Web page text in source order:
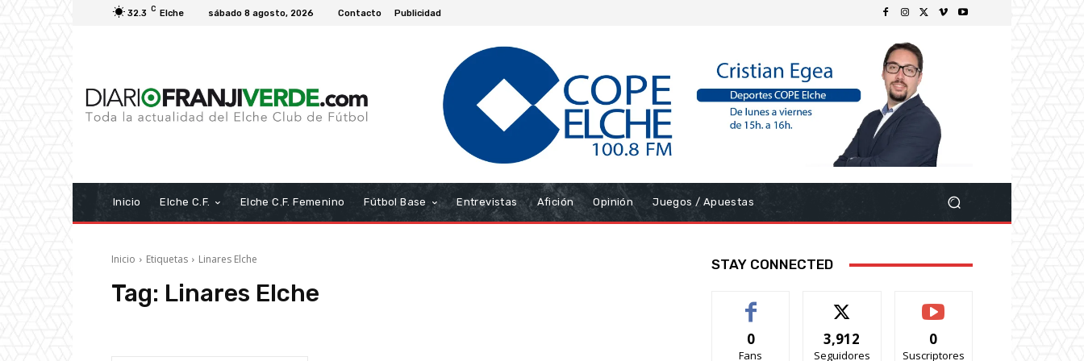
32.3 C Elche sábado 8 agosto, 2026 Contacto Publicidad
Inicio Elche C.F. Elche C.F. Femenino Fútbol Base Entrevistas Afición Opinión Juegos / Apuestas
Inicio Etiquetas Linares Elche
Tag: Linares Elche
STAY CONNECTED
0
Fans
3,912
Seguidores
0
Suscriptores